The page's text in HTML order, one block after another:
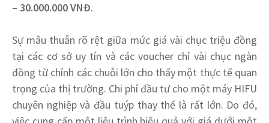
– 30.000.000 VNĐ.
Sự mâu thuẫn rõ rệt giữa mức giá vài chục triệu đồng
tại các cơ sở uy tín và các voucher chỉ vài chục ngàn
đồng từ chính các chuỗi lớn cho thấy một thực tế quan
trọng của thị trường. Chi phí đầu tư cho một máy HIFU
chuyên nghiệp và đầu tuýp thay thế là rất lớn. Do đó,